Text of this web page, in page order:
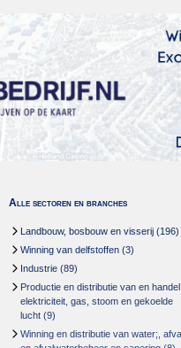
Alle sectoren en branches
Landbouw, bosbouw en visserij (196)
Winning van delfstoffen (3)
Industrie (89)
Productie en distributie van en
elektriciteit, gas, stoom en gekoelde
lucht (9)
Winning en distributie van water;,